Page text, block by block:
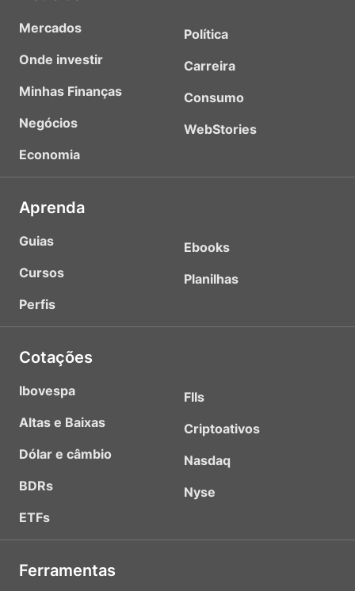
Mercados
Onde investir
Minhas Finanças
Negócios
Economia
Política
Carreira
Consumo
WebStories
Aprenda
Guias
Cursos
Perfis
Ebooks
Planilhas
Cotações
Ibovespa
Altas e Baixas
Dólar e câmbio
BDRs
ETFs
FIIs
Criptoativos
Nasdaq
Nyse
Ferramentas